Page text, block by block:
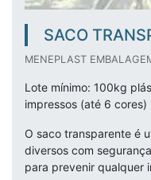
SACO
MENEPLAST
Lote mínimo: 100kg
impressos (até 6 cores)
O saco transparente é
diversos com
para prevenir qualquer